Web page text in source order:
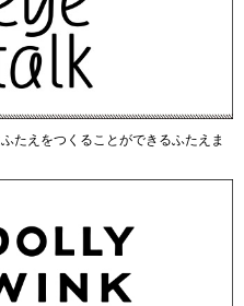
たえをつくることができるふたえま